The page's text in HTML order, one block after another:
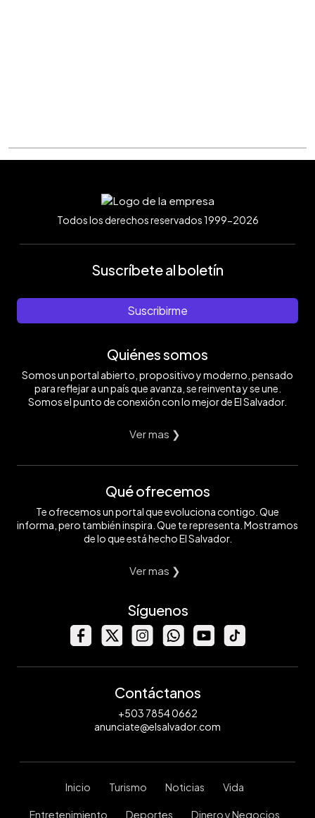
Todos los derechos reservados 1999-2026
Suscríbete al boletín
Suscribirme
Quiénes somos
Somos un portal abierto, propositivo y moderno, pensado
para reflejar a un país que avanza, se reinventa y se une.
Somos el punto de conexión con lo mejor de El Salvador.
Ver mas ❯
Qué ofrecemos
Te ofrecemos un portal que evoluciona contigo. Que
informa, pero también inspira. Que te representa. Mostramos
de lo que está hecho El Salvador.
Ver mas ❯
Síguenos
Contáctanos
+503 7854 0662
anunciate@elsalvador.com
Inicio Turismo Noticias Vida
Entretenimiento Deportes Dinero y Negocios